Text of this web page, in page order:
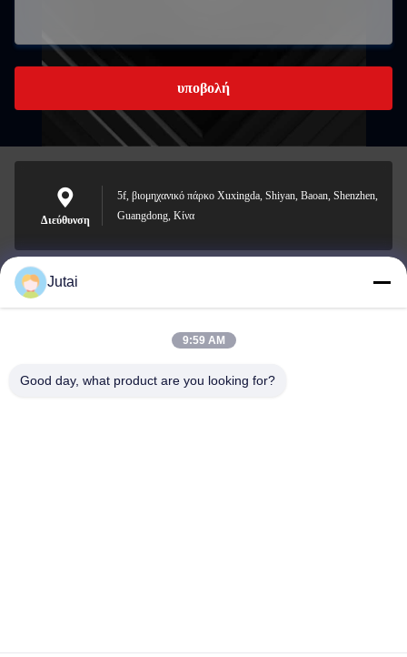
υποβολή
Διεύθυνση
5f, βιομηχανικό πάρκο Xuxingda, Shiyan, Baoan, Shenzhen,
Guangdong, Κίνα
jutaisales18@gmail.com
Jutai
9:59 AM
Good day, what product are you looking for?